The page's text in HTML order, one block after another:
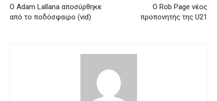
Ο Adam Lallana αποσύρθηκε
από το ποδόσφαιρο (vid)
Ο Rob Page νέος
προπονητής της U21